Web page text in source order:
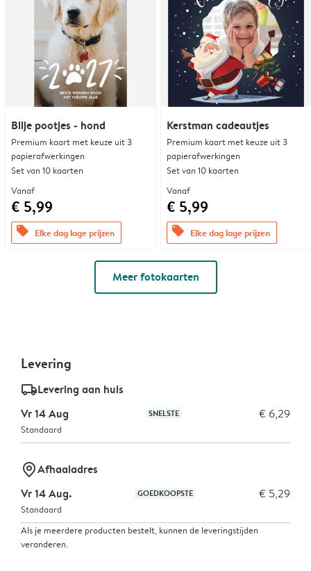
Blije pootjes - hond
Premium kaart met keuze uit 3
papierafwerkingen
Set van 10 kaarten
Vanaf
€ 5,99
offers Elke dag lage prijzen
Kerstman cadeautjes
Premium kaart met keuze uit 3
papierafwerkingen
Set van 10 kaarten
Vanaf
€ 5,99
offers Elke dag lage prijzen
Meer fotokaarten
Levering
delivery_standard_v2Levering aan huis
Vr 14 Aug
SNELSTE € 6,29
Standaard
marker-pinAfhaaladres
Vr 14 Aug.
GOEDKOOPSTE € 5,29
Standaard
Als je meerdere producten bestelt, kunnen de leveringstijden
veranderen.